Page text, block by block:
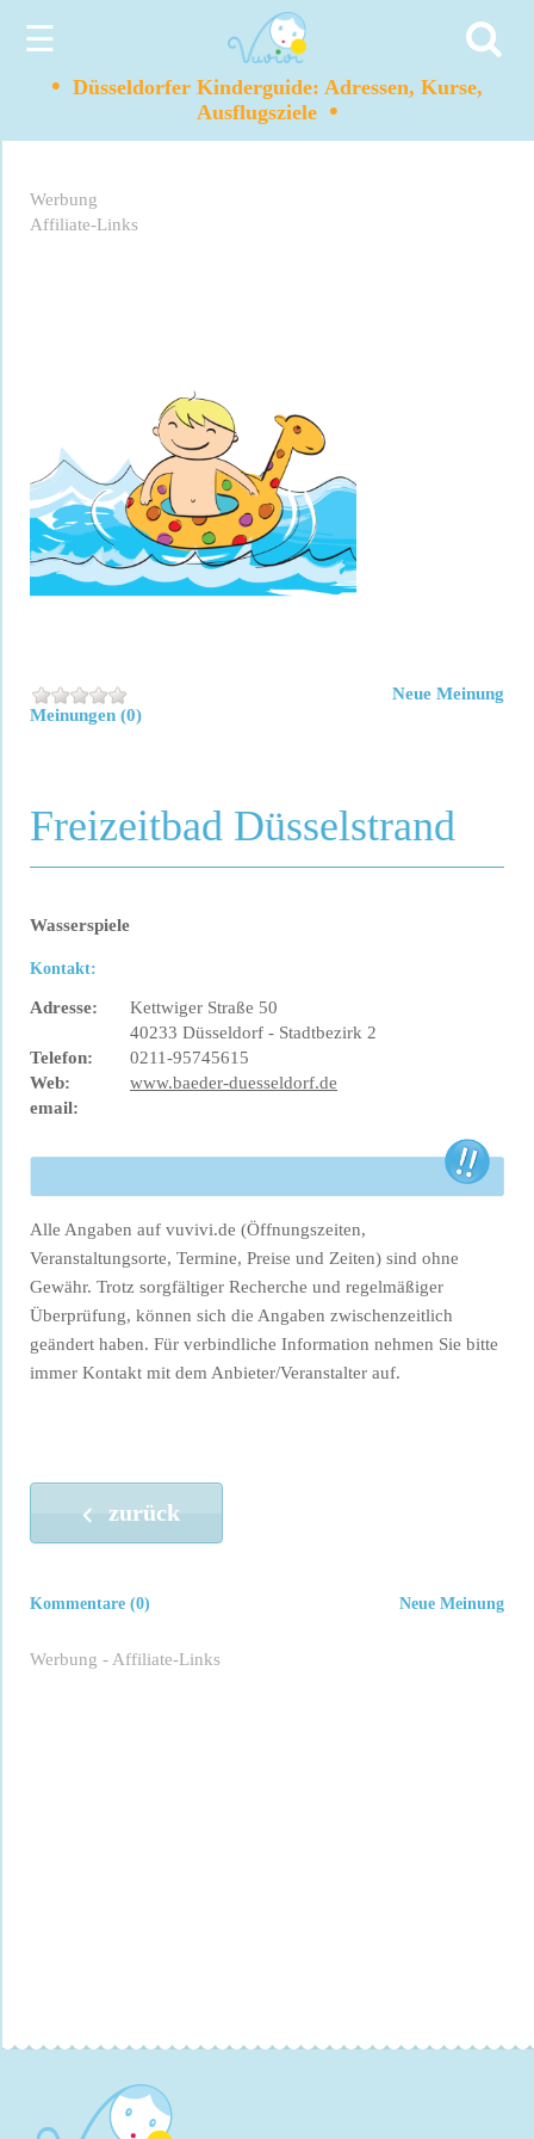
☰
• Düsseldorfer Kinderguide: Adressen, Kurse,
Ausflugsziele •
Werbung
Affiliate-Links
Meinungen (0)
Neue Meinung
Freizeitbad Düsselstrand
Wasserspiele
Kontakt:
Adresse:
Kettwiger Straße 50
40233 Düsseldorf - Stadtbezirk 2
Telefon:
0211-95745615
Web:
www.baeder-duesseldorf.de
email:
Alle Angaben auf vuvivi.de (Öffnungszeiten,
Veranstaltungsorte, Termine, Preise und Zeiten) sind ohne
Gewähr. Trotz sorgfältiger Recherche und regelmäßiger
Überprüfung, können sich die Angaben zwischenzeitlich
geändert haben. Für verbindliche Information nehmen Sie bitte
immer Kontakt mit dem Anbieter/Veranstalter auf.
zurück
Neue Meinung
Kommentare (0)
Werbung - Affiliate-Links